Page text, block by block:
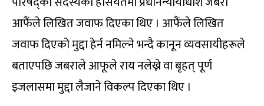
आफैंले लिखित जवाफ दिएका थिए । आफैंले लिखित
जवाफ दिएको मुद्दा हेर्न नमिल्ने भन्दै कानून व्यवसायीहरूले
बताएपछि जबराले आफूले राय नलेख्ने वा बृहत् पूर्ण
इजलासमा मुद्दा लैजाने विकल्प दिएका थिए ।